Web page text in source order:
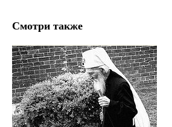
Смотри также